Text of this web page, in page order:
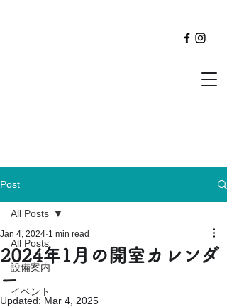
Post
All Posts
設備案内
イベント
All Posts
2024年1月の開室カレンダ
ー
Jan 4, 2024 1 min read
Updated: Mar 4, 2025